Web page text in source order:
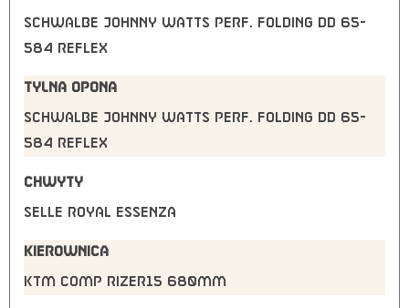
Schwalbe Johnny Watts Perf. Folding DD 65-
584 Reflex
TYLNA OPONA
Schwalbe Johnny Watts Perf. Folding DD 65-
584 Reflex
CHWYTY
Selle Royal Essenza
KIEROWNICA
KTM COMP rizer15 680mm